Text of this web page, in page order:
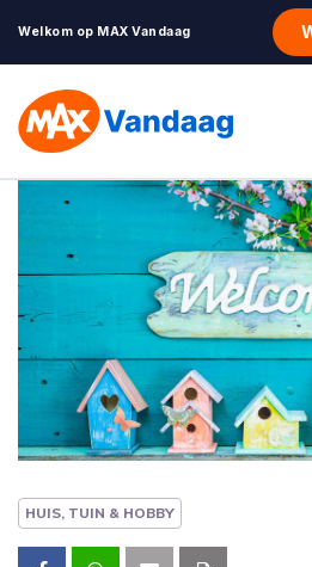
Welkom op MAX Vandaag
HUIS, TUIN & HOBBY